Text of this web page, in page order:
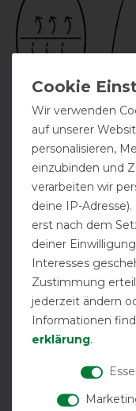
atmungsaktiv
Wir verwenden
auf unserer
personalisieren,
einzubinden und
verarbeiten wir
deine IP-
erst nach dem
deiner
Interesses
Zustimmung
jederzeit ändern
Informationen
erklärung.